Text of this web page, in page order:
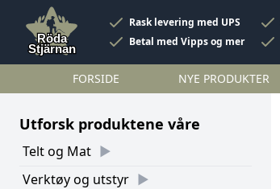
Rask levering med UPS
Betal med Vipps og mer
FORSIDE NYE PRODUKTER
Utforsk produktene våre
Telt og Mat
Verktøy og utstyr